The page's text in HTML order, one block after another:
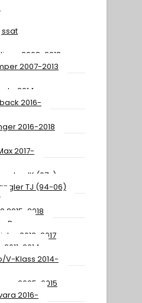
2008-2018
2007-2013
2014-
2016-
2016-2018
2017-
JK (07-)
TJ (94-06)
2015-2018
Benz
2013-2017
2011-2014
V-Klass 2014-
2005-2015
2016-